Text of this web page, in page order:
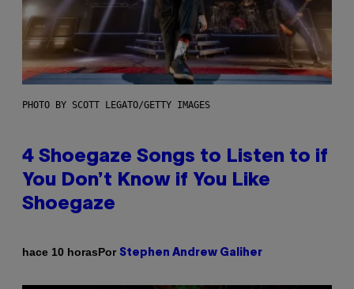
PHOTO BY SCOTT LEGATO/GETTY IMAGES
4 Shoegaze Songs to Listen to if
You Don’t Know if You Like
Shoegaze
hace 10 horasPor Stephen Andrew Galiher